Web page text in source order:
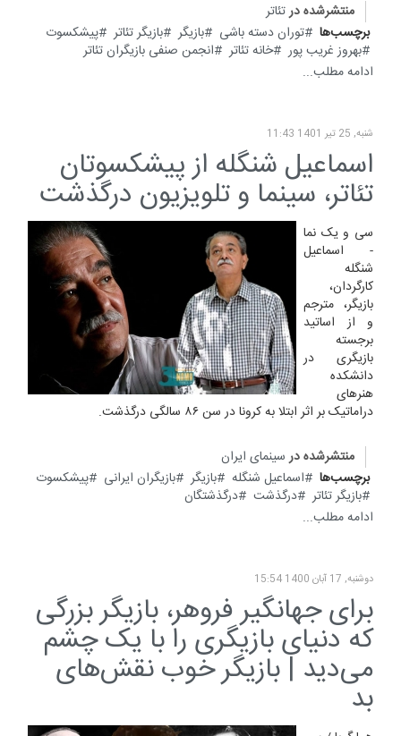
منتشرشده درتئاتر
برچسب‌ها
توران دسته باشی بازیگر بازیگر تئاتر
پیشکسوت
بهروز غریب پور
خانه تئاتر
انجمن صنفی بازیگران تئاتر
ادامه مطلب...
شنبه, 25 تیر 1401 11:43
اسماعیل شنگله از پیشکسوتان
تئاتر، سینما و تلویزیون درگذشت
سی و یک نما
- اسماعیل
شنگله
کارگردان،
بازیگر، مترجم
و از اساتید
برجسته
بازیگری در
دانشکده
هنرهای
دراماتیک بر اثر ابتلا به کرونا در سن ۸۶ سالگی درگذشت.
منتشرشده در سینمای ایران
برچسب‌ها
اسماعیل شنگله بازیگر بازیگران ایرانی
پیشکسوت
بازیگر تئاتر
درگذشت
درگذشتگان
ادامه مطلب...
دوشنبه, 17 آبان 1400 15:54
برای جهانگیر فروهر، بازیگر بزرگی
که دنیای بازیگری را با یک چشم
می‌دید | بازیگر خوب نقش‌های
بد